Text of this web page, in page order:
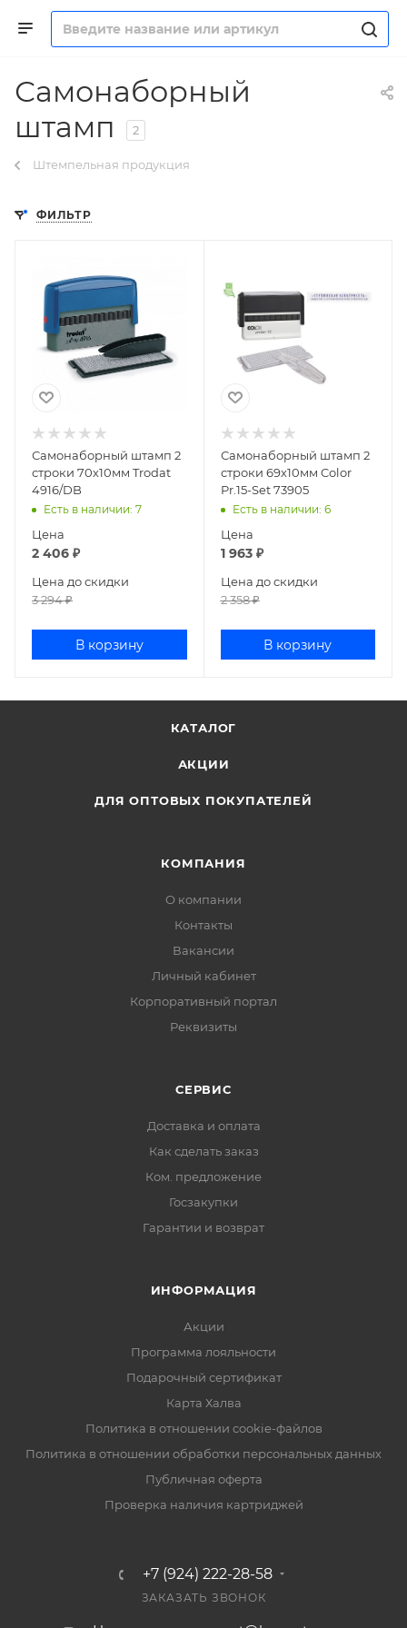
Самонаборный
штамп
2
Штемпельная продукция
ФИЛЬТР
Самонаборный штамп 2
строки 70х10мм Trodat
4916/DB
Есть в наличии: 7
Цена
2 406 ₽
Цена до скидки
3 294₽
В корзину
Самонаборный штамп 2
строки 69х10мм Color
Pr.15-Set 73905
Есть в наличии: 6
Цена
1 963₽
Цена до скидки
2 358₽
В корзину
КАТАЛОГ
АКЦИИ
ДЛЯ ОПТОВЫХ ПОКУПАТЕЛЕЙ
КОМПАНИЯ
О компании
Контакты
Вакансии
Личный кабинет
Корпоративный портал
Реквизиты
СЕРВИС
Доставка и оплата
Как сделать заказ
Ком. предложение
Госзакупки
Гарантии и возврат
ИНФОРМАЦИЯ
Акции
Программа лояльности
Подарочный сертификат
Карта Халва
Политика в отношении cookie-файлов
Политика в отношении обработки персональных данных
Публичная оферта
Проверка наличия картриджей
+7 (924) 222-28-58
ЗАКАЗАТЬ ЗВОНОК